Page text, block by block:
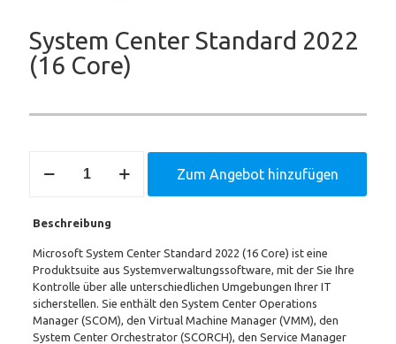
System Center Standard 2022
(16 Core)
Center
(16
Menge
Zum Angebot hinzufügen
Beschreibung
Microsoft System Center Standard 2022 (16 Core) ist eine
Produktsuite aus Systemverwaltungssoftware, mit der Sie Ihre
Kontrolle über alle unterschiedlichen Umgebungen Ihrer IT
sicherstellen. Sie enthält den System Center Operations
Manager (SCOM), den Virtual Machine Manager (VMM), den
System Center Orchestrator (SCORCH), den Service Manager